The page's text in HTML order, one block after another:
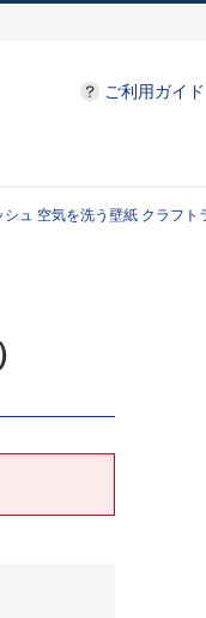
ご利用ガイド
シュ 空気を洗う壁紙 クラフ